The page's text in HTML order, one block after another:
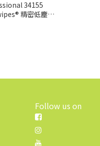
34155
低塵擦
Follow us on